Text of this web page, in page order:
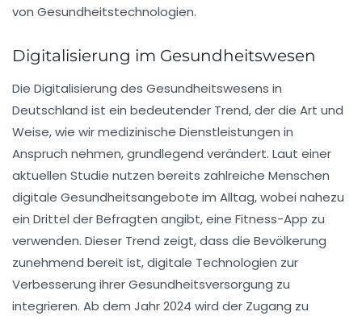
von Gesundheitstechnologien.
Digitalisierung im Gesundheitswesen
Die Digitalisierung des Gesundheitswesens in
Deutschland ist ein bedeutender Trend, der die Art und
Weise, wie wir medizinische Dienstleistungen in
Anspruch nehmen, grundlegend verändert. Laut einer
aktuellen Studie nutzen bereits zahlreiche Menschen
digitale Gesundheitsangebote im Alltag, wobei nahezu
ein Drittel der Befragten angibt, eine Fitness-App zu
verwenden. Dieser Trend zeigt, dass die Bevölkerung
zunehmend bereit ist, digitale Technologien zur
Verbesserung ihrerGesundheitsversorgung zu
integrieren. Ab dem Jahr 2024 wird der Zugang zu